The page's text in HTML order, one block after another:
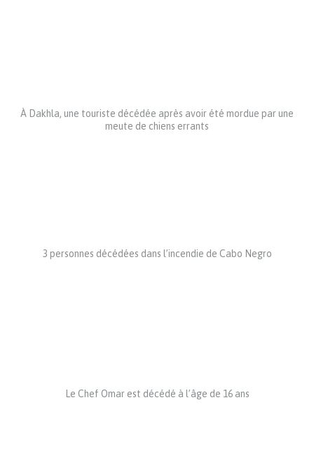
À Dakhla, une touriste décédée après avoir été mordue par une
meute de chiens errants
3 personnes décédées dans l’incendie de Cabo Negro
Le Chef Omar est décédé à l’âge de 16 ans